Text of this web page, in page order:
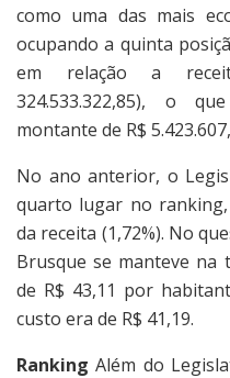
como uma das mais
ocupando a quinta
em relação a
324.533.322,85), o
montante de R$
No ano anterior, o
quarto lugar no
da receita (1,72%). No
Brusque se manteve na
de R$ 43,11 por
custo era de R$ 41,19.
Ranking Além do